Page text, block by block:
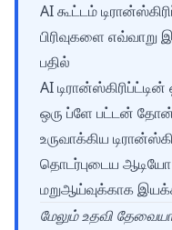
AI கூட்டம்
பிரிவுகளை எவ்வாறு
பதில்
AI
ஒரு ப்ளே பட்டன்
உருவாக்கிய
தொடர்புடைய ஆடியோ
மறுஆய்வுக்காக
மேலும் உதவி